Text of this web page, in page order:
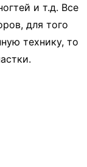
и т.д. Все
для того
технику, то